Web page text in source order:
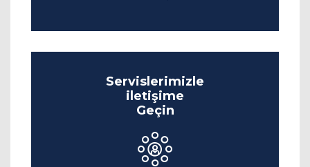
Servislerimizle
iletişime
Geçin